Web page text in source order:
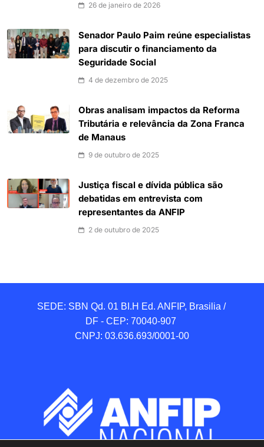
26 de janeiro de 2026
Senador Paulo Paim reúne especialistas
para discutir o financiamento da
Seguridade Social
4 de dezembro de 2025
Obras analisam impactos da Reforma
Tributária e relevância da Zona Franca
de Manaus
9 de outubro de 2025
Justiça fiscal e dívida pública são
debatidas em entrevista com
representantes da ANFIP
2 de outubro de 2025
SEDE: SBN Qd. 01 BI.H Ed. ANFIP, Brasilia /
DF - CEP: 70040-907
CNPJ: 03.636.693/0001-00